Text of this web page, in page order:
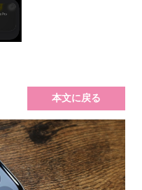
本文に戻る